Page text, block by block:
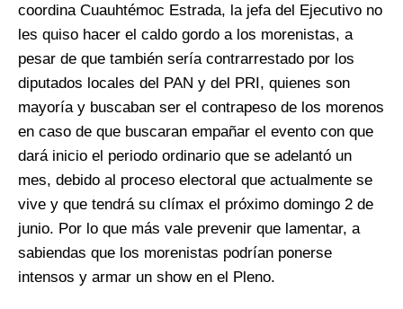
coordina Cuauhtémoc Estrada, la jefa del Ejecutivo no
les quiso hacer el caldo gordo a los morenistas, a
pesar de que también sería contrarrestado por los
diputados locales del PAN y del PRI, quienes son
mayoría y buscaban ser el contrapeso de los morenos
en caso de que buscaran empañar el evento con que
dará inicio el periodo ordinario que se adelantó un
mes, debido al proceso electoral que actualmente se
vive y que tendrá su clímax el próximo domingo 2 de
junio. Por lo que más vale prevenir que lamentar, a
sabiendas que los morenistas podrían ponerse
intensos y armar un show en el Pleno.